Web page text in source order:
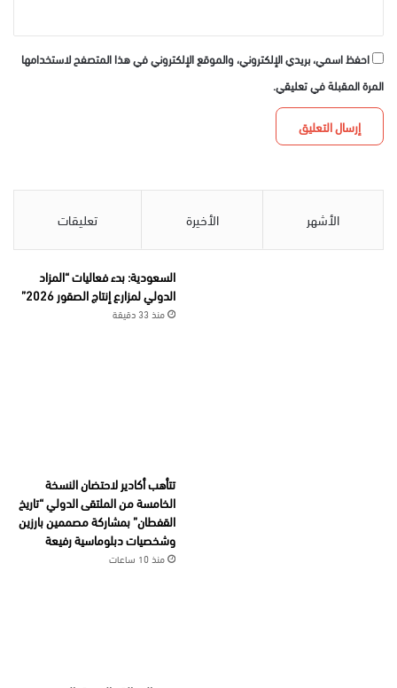
احفظ اسمي، بريدي الإلكتروني، والموقع الإلكتروني في هذا المتصفح لاستخدامها
المرة المقبلة في تعليقي.
الأشهر الأخيرة تعليقات
السعودية: بدء فعاليات “المزاد
الدولي لمزارع إنتاج الصقور 2026”
منذ 33 دقيقة
تتأهب أكادير لاحتضان النسخة
الخامسة من الملتقى الدولي “تاريخ
القفطان” بمشاركة مصممين بارزين
وشخصيات دبلوماسية رفيعة
منذ 10 ساعات